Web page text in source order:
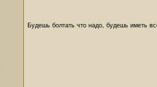
Будешь болтать что надо, будешь иметь